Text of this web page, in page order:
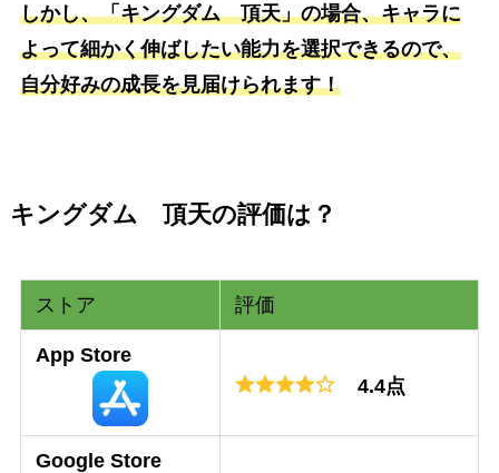
しかし、「キングダム 頂天」の場合、キャラに
よって細かく伸ばしたい能力を選択できるので、
自分好みの成長を見届けられます！
キングダム 頂天の評価は？
ストア 評価
App Store
4.4点
Google Store